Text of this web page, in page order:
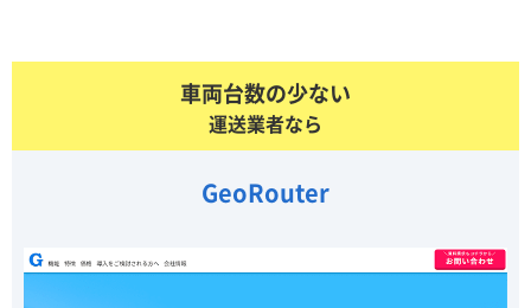
車両台数の少ない
運送業者なら
GeoRouter